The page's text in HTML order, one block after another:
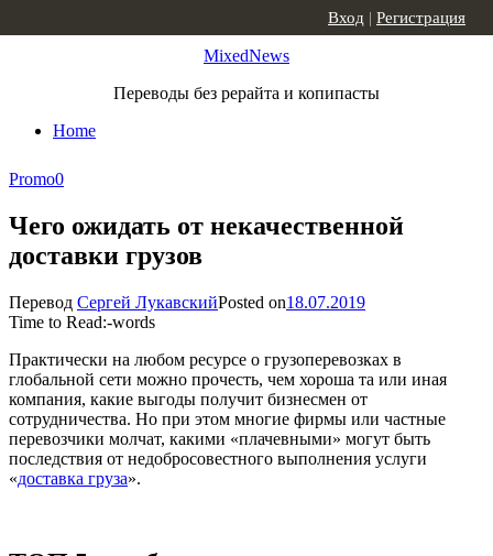
MixedNews
Переводы без рерайта и копипасты
Home
Вход | Регистрация
Promo0
Чего ожидать от некачественной
доставки грузов
Перевод Сергей ЛукавскийPosted on18.07.2019
Time to Read:-words
Практически на любом ресурсе о грузоперевозках в
глобальной сети можно прочесть, чем хороша та или иная
компания, какие выгоды получит бизнесмен от
сотрудничества. Но при этом многие фирмы или частные
перевозчики молчат, какими «плачевными» могут быть
последствия от недобросовестного выполнения услуги
«доставка груза».